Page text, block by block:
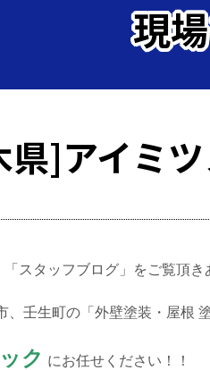
現
県]アイミ
「スタッフブログ」をご覧頂き
壬生町の「外壁塗装・屋根
ク にお任せください！！‎